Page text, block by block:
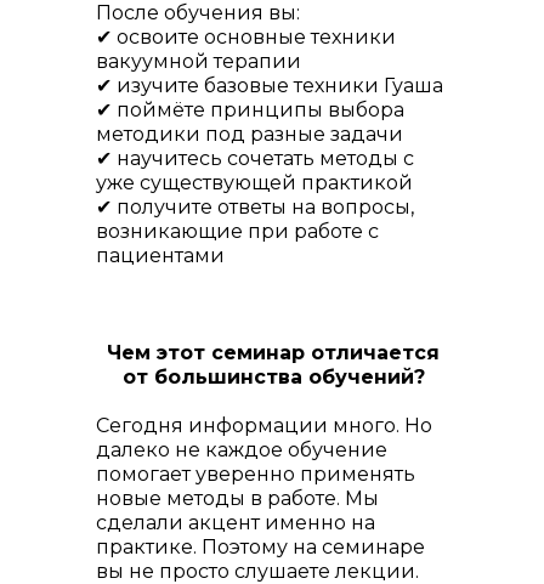
После обучения вы:
✔ освоите основные техники
вакуумной терапии
✔ изучите базовые техники Гуаша
✔ поймёте принципы выбора
методики под разные задачи
✔ научитесь сочетать методы с
уже существующей практикой
✔ получите ответы на вопросы,
возникающие при работе с
пациентами
Чем этот семинар отличается
от большинства обучений?
Сегодня информации много. Но
далеко не каждое обучение
помогает уверенно применять
новые методы в работе. Мы
сделали акцент именно на
практике. Поэтому на семинаре
вы не просто слушаете лекции.